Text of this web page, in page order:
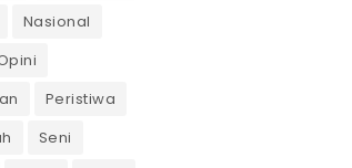
Nasional
Peristiwa
Seni